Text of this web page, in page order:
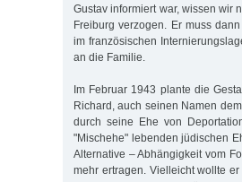
Gustav informiert war, wissen wir
Freiburg verzogen. Er muss
im französischen
an die Familie.
Im Februar 1943 plante die
Richard, auch seinen Namen
durch seine Ehe von
"Mischehe" lebenden jüdischen
Alternative – Abhängigkeit vom
mehr ertragen. Vielleicht wollte